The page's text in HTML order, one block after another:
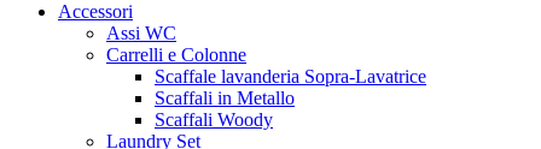
Accessori
Assi WC
Carrelli e Colonne
Scaffale lavanderia Sopra-Lavatrice
Scaffali in Metallo
Scaffali Woody
Laundry Set